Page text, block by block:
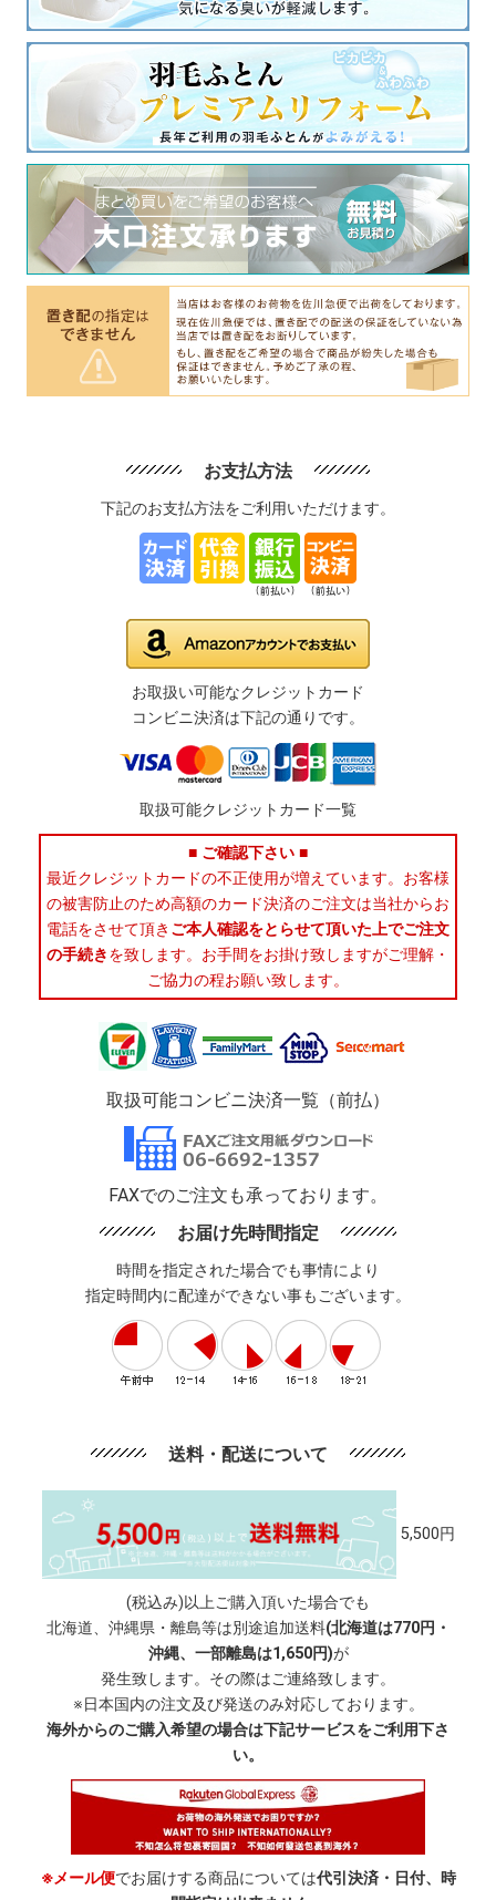
お支払方法
下記のお支払方法をご利用いただけます。
お取扱い可能なクレジットカード
コンビニ決済は下記の通りです。
取扱可能クレジットカード一覧
■ ご確認下さい ■
最近クレジットカードの不正使用が増えています。お客様
の被害防止のため高額のカード決済のご注文は当社からお
電話をさせて頂き ご本人確認をとらせて頂いた上でご注文
の手続きを致します。お手間をお掛け致しますがご理解・
ご協力の程お願い致します。
取扱可能コンビニ決済一覧（前払）
FAXでのご注文も承っております。
お届け先時間指定
時間を指定された場合でも事情により
指定時間内に配達ができない事もございます。
送料・配送について
5,500円
(税込み)以上ご購入頂いた場合でも
北海道、沖縄県・離島等は別途追加送料(北海道は770円・
沖縄、一部離島は1,650円)が
発生致します。その際はご連絡致します。
※日本国内の注文及び発送のみ対応しております。
海外からのご購入希望の場合は下記サービスをご利用下さ
い。
※メール便でお届けする商品については代引決済・日付、時